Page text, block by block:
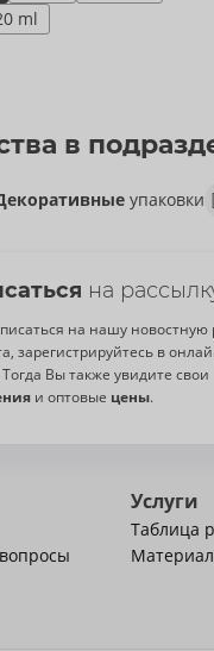
ml
в
упаковки
на
на нашу новостную
зарегистрируйтесь в
Вы также увидите свои
и оптовые цены.
Услуги
Таблица